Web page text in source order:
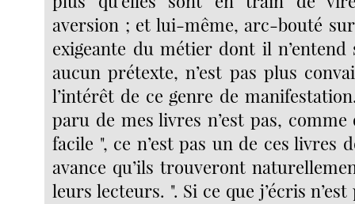
aversion ; et lui-même, arc-bouté
exigeante du métier dont il
aucun prétexte, n’est pas plus
l’intérêt de ce genre de
paru de mes livres n’est pas,
facile ", ce n’est pas un de ces livres
avance qu’ils trouveront
leurs lecteurs. ". Si ce que j’écris